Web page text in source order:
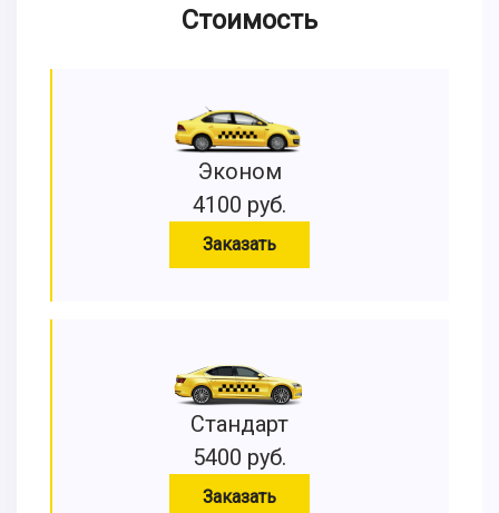
Стоимость
Эконом
4100 руб.
Заказать
Стандарт
5400 руб.
Заказать